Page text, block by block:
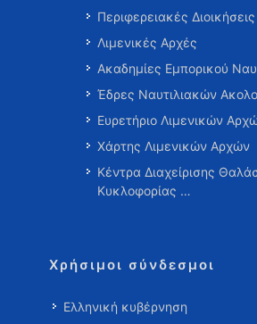
Περιφερειακές
Λιμενικές Αρχές
Ακαδημίες Εμπορικού
Έδρες Ναυτιλιακών
Ευρετήριο Λιμενικών
Χάρτης Λιμενικών Αρχών
Κέντρα Διαχείρισης
Κυκλοφορίας …
Χρήσιμοι σύνδεσμοι
Ελληνική κυβέρνηση